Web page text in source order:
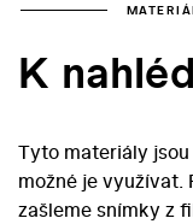
K
Tyto materiály
možné je využívat.
zašleme snímky z